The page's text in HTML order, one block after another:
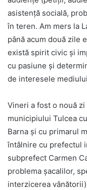
asistență socială,
în teren. Am mers la
până acum două zile
există spirit civic și
cu pasiune și
de interesele
Vineri a fost o nouă
municipiului Tulcea
Barna și cu primarul
întâlnire cu prefectul
subprefect Carmen
problema șacalilor,
interzicerea